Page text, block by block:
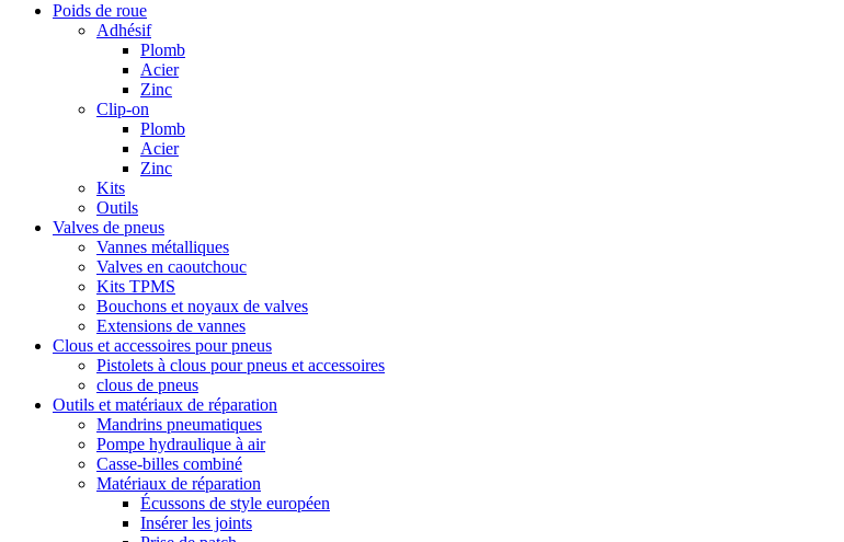
Poids de roue
Adhésif
Plomb
Acier
Zinc
Clip-on
Plomb
Acier
Zinc
Kits
Outils
Valves de pneus
Vannes métalliques
Valves en caoutchouc
Kits TPMS
Bouchons et noyaux de valves
Extensions de vannes
Clous et accessoires pour pneus
Pistolets à clous pour pneus et accessoires
clous de pneus
Outils et matériaux de réparation
Mandrins pneumatiques
Pompe hydraulique à air
Casse-billes combiné
Matériaux de réparation
Écussons de style européen
Insérer les joints